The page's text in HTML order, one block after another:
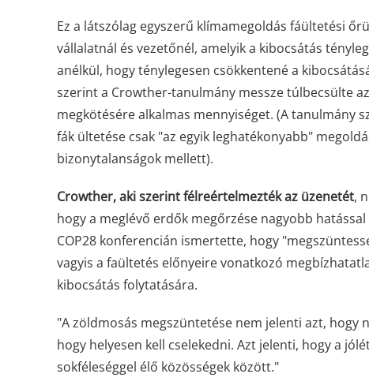
Ez a látszólag egyszerű klímamegoldás fáültetési
vállalatnál és vezetőnél, amelyik a kibocsátás
anélkül, hogy ténylegesen csökkentené a
szerint a Crowther-tanulmány messze túlbecsülte
megkötésére alkalmas mennyiséget. (A tanulmány
fák ültetése csak "az egyik leghatékonyabb"
bizonytalanságok mellett).
Crowther, aki szerint félreértelmezték az üzenetét,
hogy a meglévő erdők megőrzése nagyobb
COP28 konferencián ismertette, hogy
vagyis a faültetés előnyeire vonatkozó
kibocsátás folytatására.
"A zöldmosás megszüntetése nem jelenti azt,
hogy helyesen kell cselekedni. Azt jelenti, hogy a
sokféleséggel élő közösségek között."